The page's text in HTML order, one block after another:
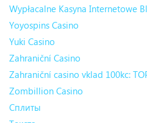
Wypłacalne Kasyna Internetowe
Yoyospins Casino
Yuki Casino
Zahraniční Casino
Zahraniční casino vklad 100kc:
Zombillion Casino
Сплиты